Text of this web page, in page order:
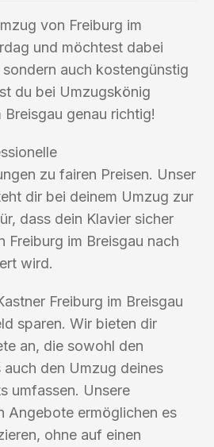
von Freiburg im
und möchtest dabei
auch kostengünstig
du bei Umzugskönig
Breisgau genau richtig!
zu fairen Preisen. Unser
dir bei deinem Umzug zur
dass dein Klavier sicher
Freiburg im Breisgau nach
wird.
Freiburg im Breisgau
sparen. Wir bieten dir
an, die sowohl den
auch den Umzug deines
umfassen. Unsere
Angebote ermöglichen es
ohne auf einen